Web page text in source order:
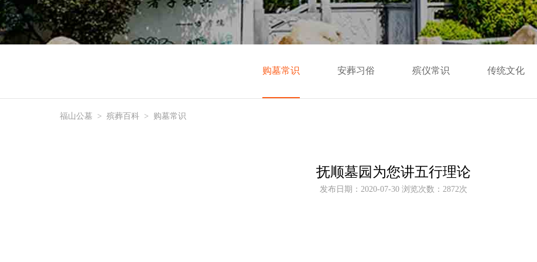
购墓常识 安葬习俗 殡仪常识 传统文化
福山公墓 > 殡葬百科 > 购墓常识
抚顺墓园为您讲五行理论
发布日期：2020-07-30 浏览次数：2872次